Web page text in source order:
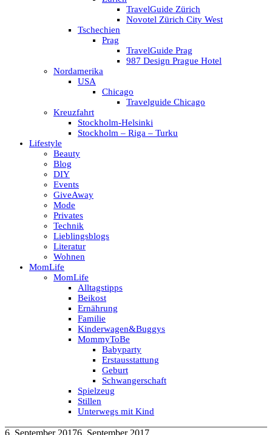
TravelGuide Zürich
Novotel Zürich City West
Tschechien
Prag
TravelGuide Prag
987 Design Prague Hotel
Nordamerika
USA
Chicago
Travelguide Chicago
Kreuzfahrt
Stockholm-Helsinki
Stockholm – Riga – Turku
Lifestyle
Beauty
Blog
DIY
Events
GiveAway
Mode
Privates
Technik
Lieblingsblogs
Literatur
Wohnen
MomLife
MomLife
Alltagstipps
Beikost
Ernährung
Familie
Kinderwagen&Buggys
MommyToBe
Babyparty
Erstausstattung
Geburt
Schwangerschaft
Spielzeug
Stillen
Unterwegs mit Kind
6. September 20176. September 2017